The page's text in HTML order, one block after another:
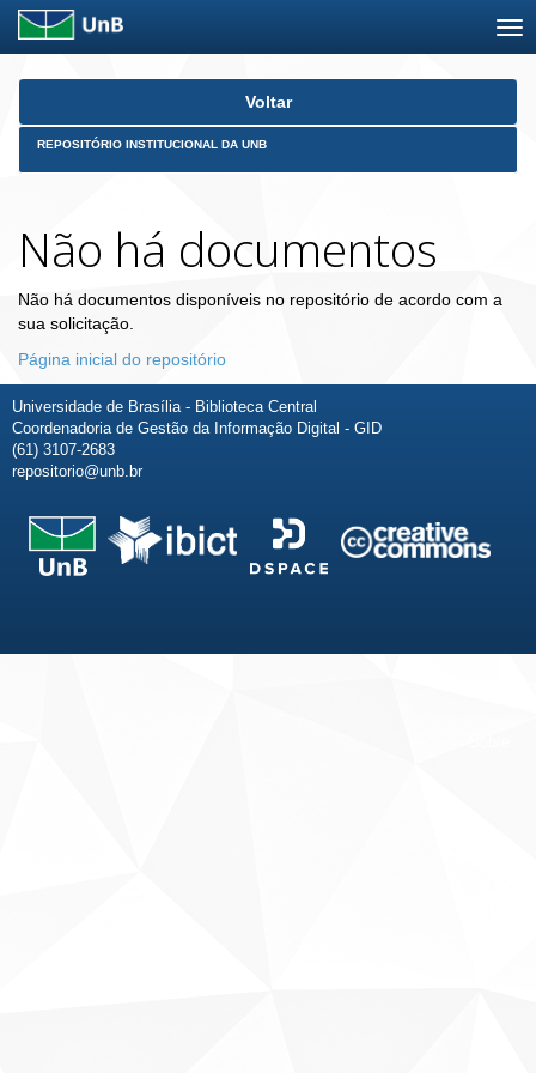
Skip
Voltar
REPOSITÓRIO INSTITUCIONAL DA UNB
Não há documentos
Não há documentos disponíveis no repositório de acordo com a
sua solicitação.
Página inicial do repositório
Universidade de Brasília - Biblioteca Central
Coordenadoria de Gestão da Informação Digital - GID
(61) 3107-2683
repositorio@unb.br